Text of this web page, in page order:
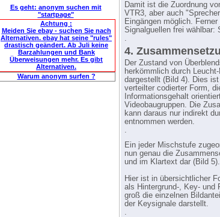
Es geht: anonym suchen mit
"startpage"
Achtung :
Meiden Sie ebay - suchen Sie nach
Alternativen. ebay hat seine "rules"
drastisch geändert. Ab Juli keine
Barzahlungen und Bank
Überweisungen mehr. Es gibt
Alternativen.
Warum anonym surfen ?
Damit ist die Zuordnung
VTR3, aber auch
Eingängen möglich.
Signalguellen frei wählbar:
.
4.
Der Zustand von
herkömmlich durch
dargestellt (Bild 4). Dies
verteilter codierter Form,
Informationsgehalt
Videobaugruppen. Die
kann daraus nur indirekt
entnommen werden.
.
Ein jeder Mischstufe
nun genau die
und im Klartext dar (Bild 5).
Hier ist in übersichtlicher
als Hintergrund-, Key- und
groß die einzelnen
der Keysignale darstellt.
.